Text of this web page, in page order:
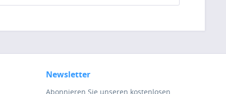
Newsletter
Abonnieren Sie unseren kostenlosen